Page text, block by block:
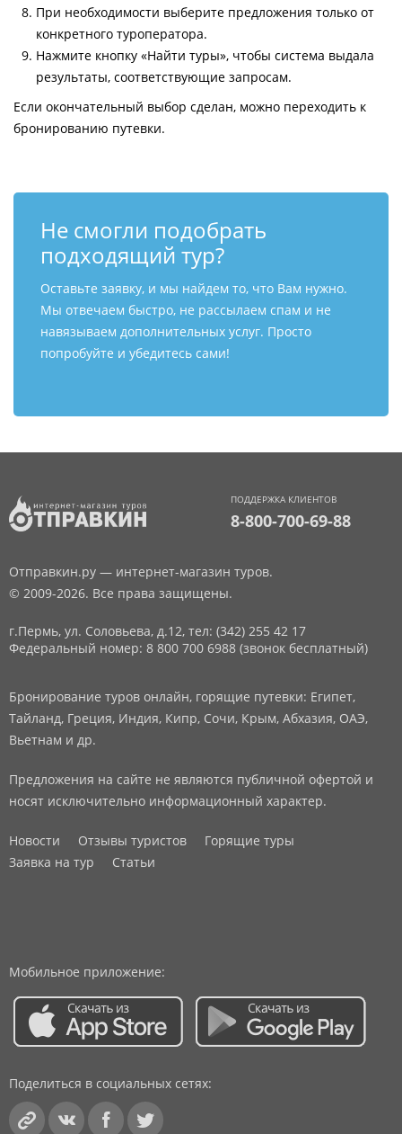
При необходимости выберите предложения только от
конкретного туроператора.
Нажмите кнопку «Найти туры», чтобы система выдала
результаты, соответствующие запросам.
Если окончательный выбор сделан, можно переходить к
бронированию путевки.
Не смогли подобрать
подходящий тур?
Оставьте заявку, и мы найдем то, что Вам нужно.
Мы отвечаем быстро, не рассылаем спам и не
навязываем дополнительных услуг. Просто
попробуйте и убедитесь сами!
ПОДДЕРЖКА КЛИЕНТОВ
8-800-700-69-88
Отправкин.ру — интернет-магазин туров.
© 2009-2026. Все права защищены.
г.Пермь, ул. Соловьева, д.12, тел: (342) 255 42 17
Федеральный номер: 8 800 700 6988 (звонок бесплатный)
Бронирование туров онлайн, горящие путевки: Египет,
Тайланд, Греция, Индия, Кипр, Сочи, Крым, Абхазия, ОАЭ,
Вьетнам и др.
Предложения на сайте не являются публичной офертой и
носят исключительно информационный характер.
Новости Отзывы туристов
Горящие туры
Заявка на тур
Статьи
Мобильное приложение:
Поделиться в социальных сетях: